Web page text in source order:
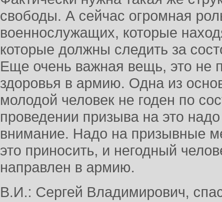
свободы. А сейчас огромная
военнослужащих, которые
которые должны следить за
Еще очень важная вещь, это не
здоровья в армию. Одна из
молодой человек не годен по
проведении призыва на это
внимание. Надо на призывные
это приносить, и негодный
направлен в армию.
В.И.: Сергей Владимирович,